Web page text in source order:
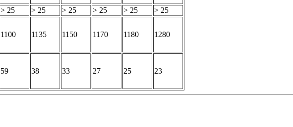
> 25 > 25 > 25 > 25 > 25
> 25
1100 1135 1150 1170 1180 1280
59 38 33 27 25 23